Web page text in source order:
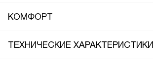
КОМФОРТ
ТЕХНИЧЕСКИЕ ХАРАКТЕРИСТИКИ